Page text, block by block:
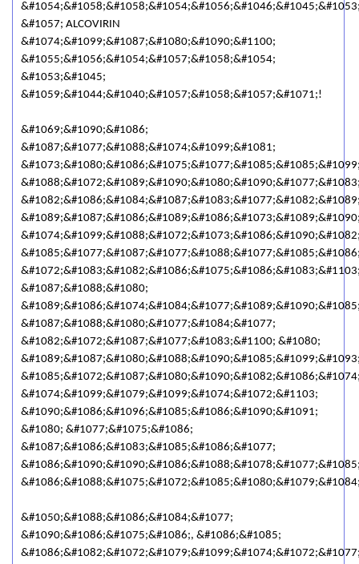
&#1057; ALCOVIRIN
&#1074;&#1099;&#1087;&#1080;&#1090;&#1100;
&#1055;&#1056;&#1054;&#1057;&#1058;&#1054;
&#1053;&#1045;
&#1059;&#1044;&#1040;&#1057;&#1058;&#1057;&#1071;!
&#1069;&#1090;&#1086;
&#1087;&#1077;&#1088;&#1074;&#1099;&#1081;
&#1087;&#1088;&#1080;
&#1087;&#1088;&#1080;&#1077;&#1084;&#1077;
&#1082;&#1072;&#1087;&#1077;&#1083;&#1100; &#1080;
&#1074;&#1099;&#1079;&#1099;&#1074;&#1072;&#1103;
&#1090;&#1086;&#1096;&#1085;&#1086;&#1090;&#1091;
&#1080; &#1077;&#1075;&#1086;
&#1087;&#1086;&#1083;&#1085;&#1086;&#1077;
&#1050;&#1088;&#1086;&#1084;&#1077;
&#1090;&#1086;&#1075;&#1086;, &#1086;&#1085;